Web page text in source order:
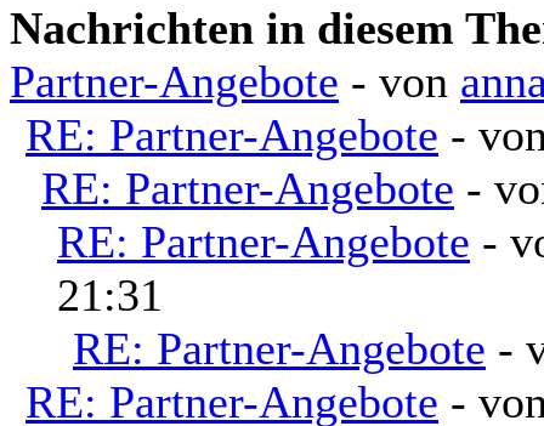
Nachrichten in diesem
Partner-Angebote - von
RE: Partner-Angebote -
RE: Partner-Angebote -
RE: Partner-Angebote -
21:31
RE: Partner-Angebote -
RE: Partner-Angebote -